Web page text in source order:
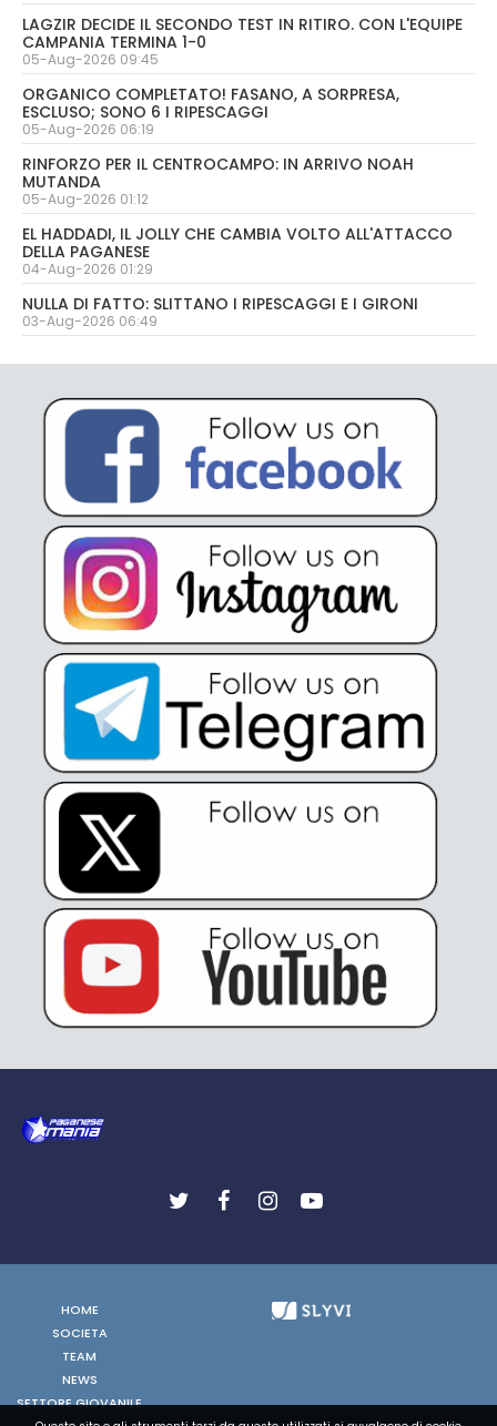
LAGZIR DECIDE IL SECONDO TEST IN RITIRO. CON L'EQUIPE
CAMPANIA TERMINA 1-0
05-Aug-2026 09:45
ORGANICO COMPLETATO! FASANO, A SORPRESA,
ESCLUSO; SONO 6 I RIPESCAGGI
05-Aug-2026 06:19
RINFORZO PER IL CENTROCAMPO: IN ARRIVO NOAH
MUTANDA
05-Aug-2026 01:12
EL HADDADI, IL JOLLY CHE CAMBIA VOLTO ALL'ATTACCO
DELLA PAGANESE
04-Aug-2026 01:29
NULLA DI FATTO: SLITTANO I RIPESCAGGI E I GIRONI
03-Aug-2026 06:49
HOME
SOCIETA
TEAM
NEWS
SETTORE GIOVANILE